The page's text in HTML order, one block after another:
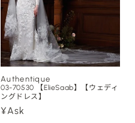
販
売
Authentique
03-70530 【ElieSaab】【ウェディ
ングドレス】
通
¥Ask